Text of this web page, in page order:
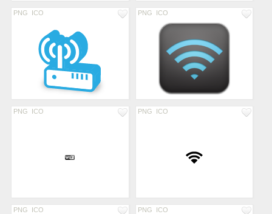
PNG ICO PNG ICO
PNG ICO PNG ICO
PNG ICO PNG ICO